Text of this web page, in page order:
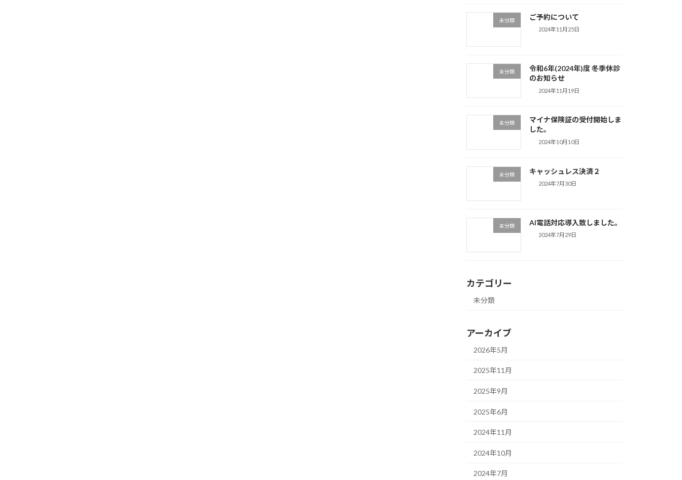
未分類 ご予約について
2024年11月25日
未分類
令和6年(2024年)度 冬季休診
のお知らせ
2024年11月19日
未分類
マイナ保険証の受付開始しま
した。
2024年10月10日
未分類 キャッシュレス決済２
2024年7月30日
未分類 AI電話対応導入致しました。
2024年7月29日
カテゴリー
未分類
アーカイブ
2026年5月
2025年11月
2025年9月
2025年6月
2024年11月
2024年10月
2024年7月